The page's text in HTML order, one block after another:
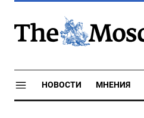
НОВОСТИ МНЕНИЯ